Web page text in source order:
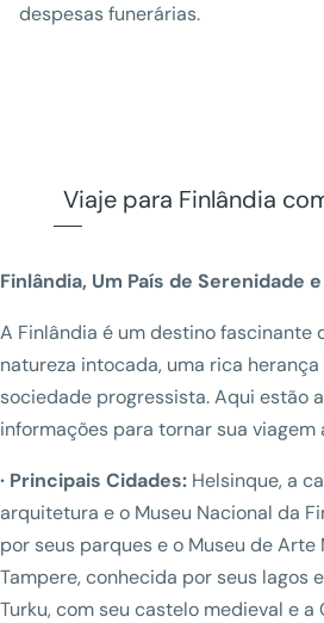
despesas funerárias.
Viaje para Finlândia
Finlândia, Um País de Serenidade
A Finlândia é um destino fascinante
natureza intocada, uma rica
sociedade progressista. Aqui estão
informações para tornar sua viagem
· Principais Cidades: Helsinque, a
arquitetura e o Museu Nacional da
por seus parques e o Museu de Arte
Tampere, conhecida por seus lagos
Turku, com seu castelo medieval e a